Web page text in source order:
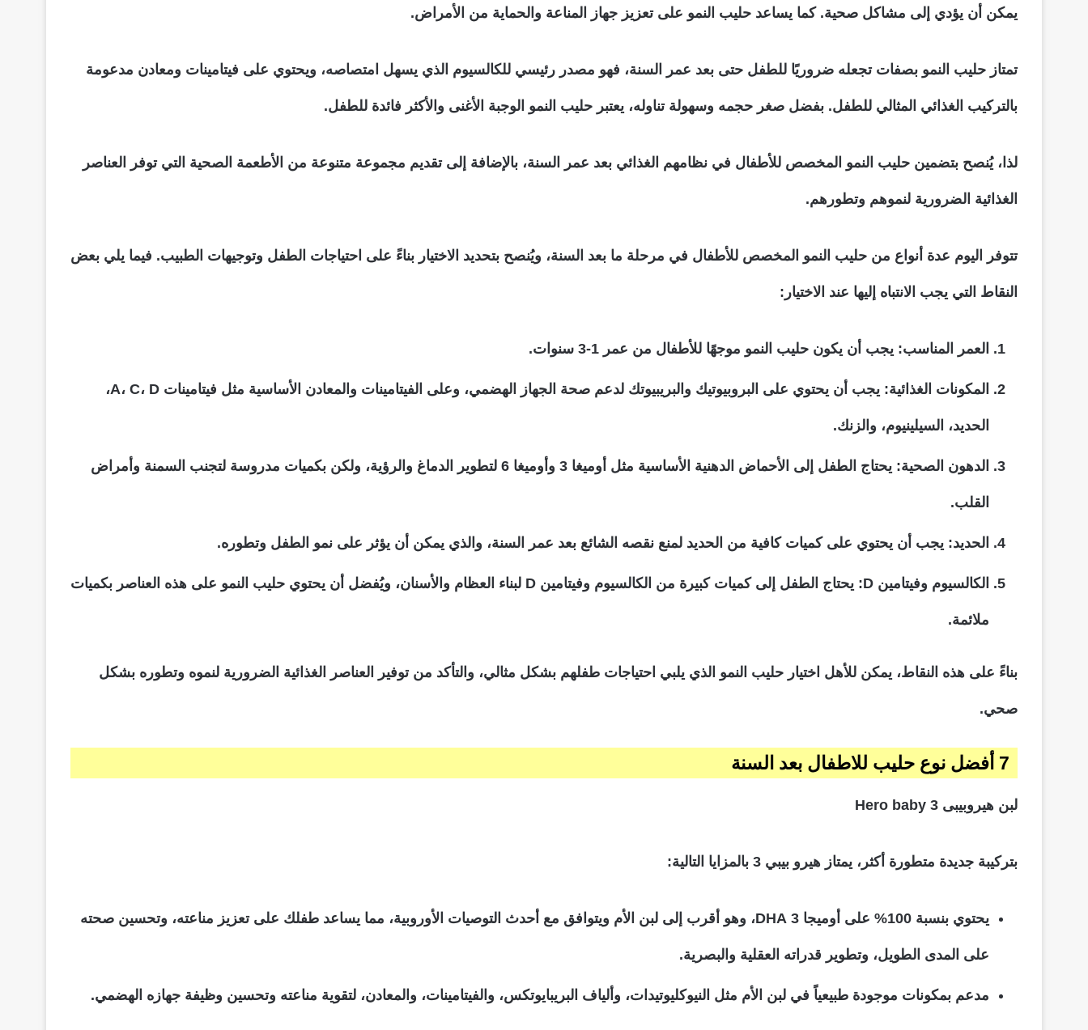
يمكن أن يؤدي إلى مشاكل صحية. كما يساعد حليب النمو على تعزيز جهاز المناعة والحماية من الأمراض.
تمتاز حليب النمو بصفات تجعله ضروريًا للطفل حتى بعد عمر السنة، فهو مصدر رئيسي للكالسيوم الذي يسهل امتصاصه، ويحتوي على فيتامينات ومعادن مدعومة
بالتركيب الغذائي المثالي للطفل. بفضل صغر حجمه وسهولة تناوله، يعتبر حليب النمو الوجبة الأغنى والأكثر فائدة للطفل.
لذا، يُنصح بتضمين حليب النمو المخصص للأطفال في نظامهم الغذائي بعد عمر السنة، بالإضافة إلى تقديم مجموعة متنوعة من الأطعمة الصحية التي توفر العناصر
الغذائية الضرورية لنموهم وتطورهم.
تتوفر اليوم عدة أنواع من حليب النمو المخصص للأطفال في مرحلة ما بعد السنة، ويُنصح بتحديد الاختيار بناءً على احتياجات الطفل وتوجيهات الطبيب. فيما يلي بعض
النقاط التي يجب الانتباه إليها عند الاختيار:
العمر المناسب: يجب أن يكون حليب النمو موجهًا للأطفال من عمر 1-3 سنوات.
المكونات الغذائية: يجب أن يحتوي على البروبيوتيك والبريبيوتك لدعم صحة الجهاز الهضمي، وعلى الفيتامينات والمعادن الأساسية مثل فيتامينات A، C، D،
الحديد، السيلينيوم، والزنك.
الدهون الصحية: يحتاج الطفل إلى الأحماض الدهنية الأساسية مثل أوميغا 3 وأوميغا 6 لتطوير الدماغ والرؤية، ولكن بكميات مدروسة لتجنب السمنة وأمراض
القلب.
الحديد: يجب أن يحتوي على كميات كافية من الحديد لمنع نقصه الشائع بعد عمر السنة، والذي يمكن أن يؤثر على نمو الطفل وتطوره.
الكالسيوم وفيتامين D: يحتاج الطفل إلى كميات كبيرة من الكالسيوم وفيتامين D لبناء العظام والأسنان، ويُفضل أن يحتوي حليب النمو على هذه العناصر بكميات
ملائمة.
بناءً على هذه النقاط، يمكن للأهل اختيار حليب النمو الذي يلبي احتياجات طفلهم بشكل مثالي، والتأكد من توفير العناصر الغذائية الضرورية لنموه وتطوره بشكل
صحي.
7 أفضل نوع حليب للاطفال بعد السنة
لبن هيروبيبى 3 Hero baby
بتركيبة جديدة متطورة أكثر، يمتاز هيرو بيبي 3 بالمزايا التالية:
يحتوي بنسبة 100% على أوميجا 3 DHA، وهو أقرب إلى لبن الأم ويتوافق مع أحدث التوصيات الأوروبية، مما يساعد طفلك على تعزيز مناعته، وتحسين صحته
على المدى الطويل، وتطوير قدراته العقلية والبصرية.
مدعم بمكونات موجودة طبيعياً في لبن الأم مثل النيوكليوتيدات، وألياف البريبايوتكس، والفيتامينات، والمعادن، لتقوية مناعته وتحسين وظيفة جهازه الهضمي.